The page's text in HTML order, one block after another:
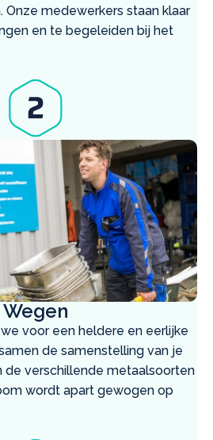
Onze medewerkers staan klaar
en te begeleiden bij het
Wegen
voor een heldere en eerlijke
de samenstelling van je
de verschillende metaalsoorten
wordt apart gewogen op